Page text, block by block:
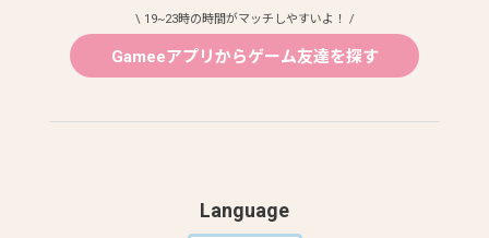
\ 19~23時の時間がマッチしやすいよ！ /
Gameeアプリからゲーム友達を探す
Language